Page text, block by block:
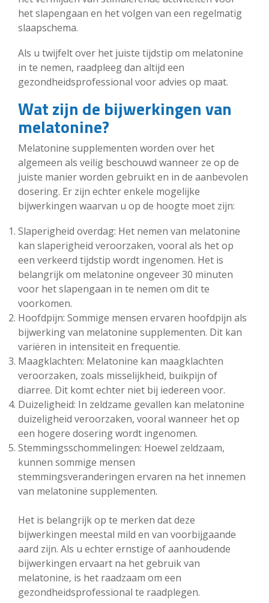
het slapengaan en het volgen van een regelmatig
slaapschema.
Als u twijfelt over het juiste tijdstip om melatonine
in te nemen, raadpleeg dan altijd een
gezondheidsprofessional voor advies op maat.
Wat zijn de bijwerkingen van
melatonine?
Melatonine supplementen worden over het
algemeen als veilig beschouwd wanneer ze op de
juiste manier worden gebruikt en in de aanbevolen
dosering. Er zijn echter enkele mogelijke
bijwerkingen waarvan u op de hoogte moet zijn:
Slaperigheid overdag: Het nemen van melatonine
kan slaperigheid veroorzaken, vooral als het op
een verkeerd tijdstip wordt ingenomen. Het is
belangrijk om melatonine ongeveer 30 minuten
voor het slapengaan in te nemen om dit te
voorkomen.
Hoofdpijn: Sommige mensen ervaren hoofdpijn als
bijwerking van melatonine supplementen. Dit kan
variëren in intensiteit en frequentie.
Maagklachten: Melatonine kan maagklachten
veroorzaken, zoals misselijkheid, buikpijn of
diarree. Dit komt echter niet bij iedereen voor.
Duizeligheid: In zeldzame gevallen kan melatonine
duizeligheid veroorzaken, vooral wanneer het op
een hogere dosering wordt ingenomen.
Stemmingsschommelingen: Hoewel zeldzaam,
kunnen sommige mensen
stemmingsveranderingen ervaren na het innemen
van melatonine supplementen.
Het is belangrijk op te merken dat deze
bijwerkingen meestal mild en van voorbijgaande
aard zijn. Als u echter ernstige of aanhoudende
bijwerkingen ervaart na het gebruik van
melatonine, is het raadzaam om een
gezondheidsprofessional te raadplegen.